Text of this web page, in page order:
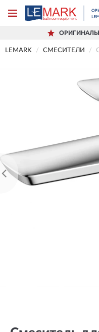
LEMARK СМЕСИТЕЛИ